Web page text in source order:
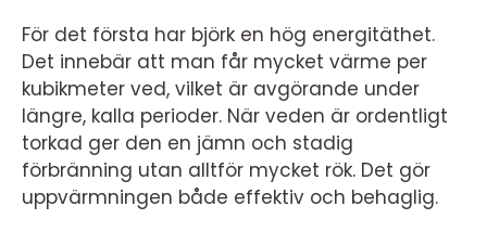
För det första har björk en hög energitäthet.
Det innebär att man får mycket värme per
kubikmeter ved, vilket är avgörande under
längre, kalla perioder. När veden är ordentligt
torkad ger den en jämn och stadig
förbränning utan alltför mycket rök. Det gör
uppvärmningen både effektiv och behaglig.